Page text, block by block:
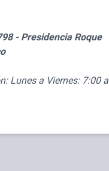
- Presidencia Roque
Lunes a Viernes: 7:00 a